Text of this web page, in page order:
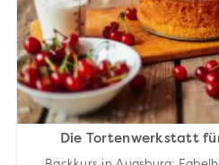
Die Tortenwerkstatt